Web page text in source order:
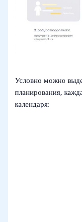
Условно можно
планирования,
календаря: